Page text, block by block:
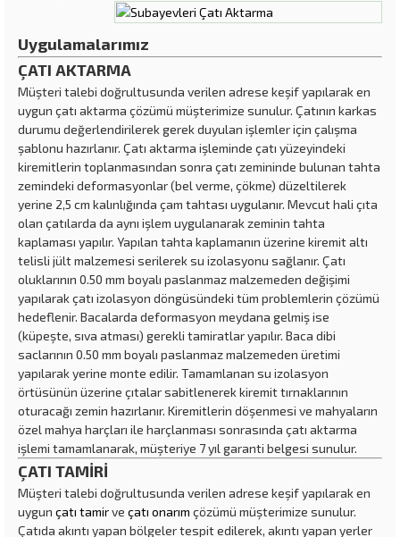
Uygulamalarımız
ÇATI AKTARMA
Müşteri talebi doğrultusunda verilen adrese keşif yapılarak en
uygun çatı aktarma çözümü müşterimize sunulur. Çatının karkas
durumu değerlendirilerek gerek duyulan işlemler için çalışma
şablonu hazırlanır. Çatı aktarma işleminde çatı yüzeyindeki
kiremitlerin toplanmasından sonra çatı zemininde bulunan tahta
zemindeki deformasyonlar (bel verme, çökme) düzeltilerek
yerine 2,5 cm kalınlığında çam tahtası uygulanır. Mevcut hali çıta
olan çatılarda da aynı işlem uygulanarak zeminin tahta
kaplaması yapılır. Yapılan tahta kaplamanın üzerine kiremit altı
telisli jült malzemesi serilerek su izolasyonu sağlanır. Çatı
oluklarının 0.50 mm boyalı paslanmaz malzemeden değişimi
yapılarak çatı izolasyon döngüsündeki tüm problemlerin çözümü
hedeflenir. Bacalarda deformasyon meydana gelmiş ise
(küpeşte, sıva atması) gerekli tamiratlar yapılır. Baca dibi
saclarının 0.50 mm boyalı paslanmaz malzemeden üretimi
yapılarak yerine monte edilir. Tamamlanan su izolasyon
örtüsünün üzerine çıtalar sabitlenerek kiremit tırnaklarının
oturacağı zemin hazırlanır. Kiremitlerin döşenmesi ve mahyaların
özel mahya harçları ile harçlanması sonrasında çatı aktarma
işlemi tamamlanarak, müşteriye 7 yıl garanti belgesi sunulur.
ÇATI TAMİRİ
Müşteri talebi doğrultusunda verilen adrese keşif yapılarak en
uygun çatı tamirve çatı onarım çözümü müşterimize sunulur.
Çatıda akıntı yapan bölgeler tespit edilerek, akıntı yapan yerler